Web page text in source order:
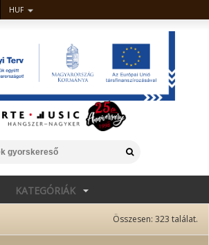
HUF
KATEGÓRIÁK
Összesen: 323 találat.